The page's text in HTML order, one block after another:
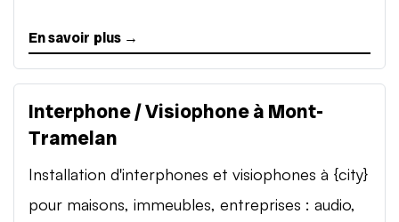
En savoir plus →
Interphone / Visiophone à Mont-
Tramelan
Installation d'interphones et visiophones à {city}
pour maisons, immeubles, entreprises : audio,